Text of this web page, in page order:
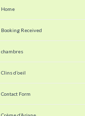
Home
Booking Received
chambres
Clins d’oeil
Contact Form
Crème d’Ariane